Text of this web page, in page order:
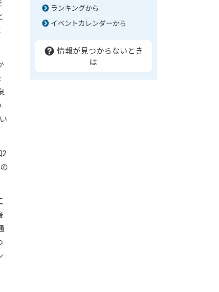
2
ランキングから
イベントカレンダーから
情報が見つからないとき
は